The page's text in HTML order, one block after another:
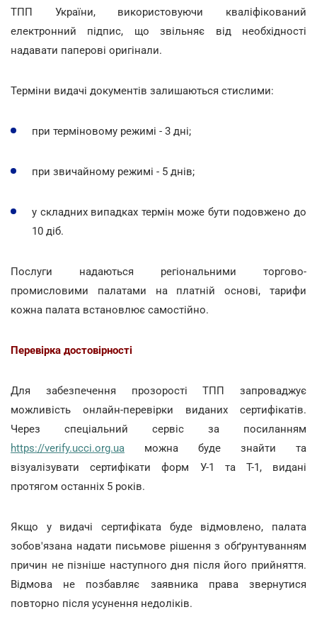
ТПП України, використовуючи кваліфікований
електронний підпис, що звільняє від необхідності
надавати паперові оригінали.
Терміни видачі документів залишаються стислими:
при терміновому режимі - 3 дні;
при звичайному режимі - 5 днів;
у складних випадках термін може бути подовжено до
10 діб.
Послуги надаються регіональними торгово-
промисловими палатами на платній основі, тарифи
кожна палата встановлює самостійно.
Перевірка достовірності
Для забезпечення прозорості ТПП запроваджує
можливість онлайн-перевірки виданих сертифікатів.
Через спеціальний сервіс за посиланням
https://verify.ucci.org.ua можна буде знайти та
візуалізувати сертифікати форм У-1 та Т-1, видані
протягом останніх 5 років.
Якщо у видачі сертифіката буде відмовлено, палата
зобов'язана надати письмове рішення з обґрунтуванням
причин не пізніше наступного дня після його прийняття.
Відмова не позбавляє заявника права звернутися
повторно після усунення недоліків.